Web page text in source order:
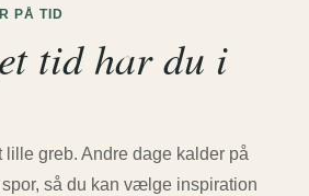
PÅ TID
tid har du i
lille greb. Andre dage kalder på
så du kan vælge inspiration